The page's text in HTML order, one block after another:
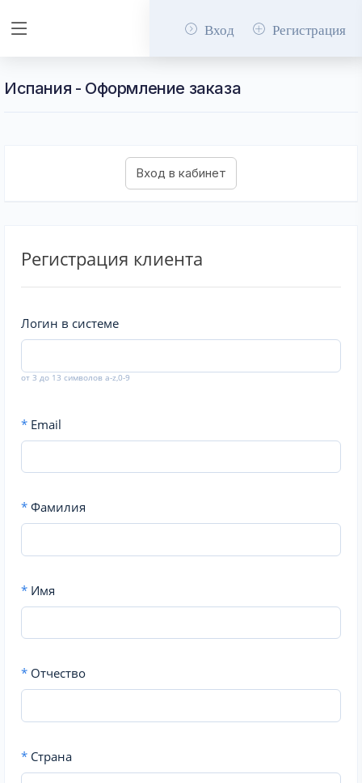
Вход Регистрация
Испания - Оформление заказа
Регистрация клиента
Логин в системе
от 3 до 13 символов a-z,0-9
* Email
* Фамилия
* Имя
* Отчество
* Страна